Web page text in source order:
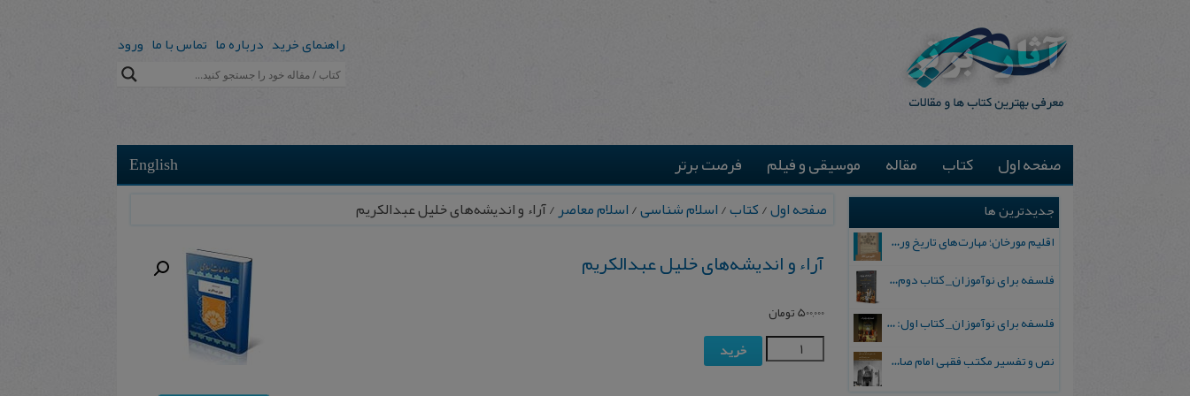
راهنمای خرید درباره ما تماس با ما ورود
English صفحه اول کتاب مقاله موسیقی و فیلم فرصت برتر
صفحه اول/کتاب/اسلام شناسی/اسلام معاصر/ آراء و اندیشه‌های خلیل عبدالکریم
آراء و اندیشه‌های خلیل عبدالکریم
500,000تومان
خرید
جدیدترین ها
اقلیم مورخان؛ مهارت‌های تاریخ ورزی علمی
فلسفه برای نوآموزان_ کتاب دوم: پرسش درباره واقعیت و معرفت
فلسفه برای نوآموزان_ کتاب اول: تردید در باورهای رایج
نص و تفسیر مکتب فقهی امام صادق علیه السلام